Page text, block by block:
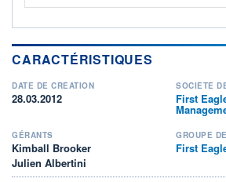
CARACTÉRISTIQUES
DATE DE CRÉATION
28.03.2012
SOCIÉTÉ
First
GÉRANTS
Kimball Brooker
Julien Albertini
GROUPE
First